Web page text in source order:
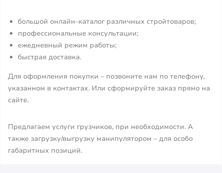
большой онлайн-каталог различных стройтоваров;
профессиональные консультации;
ежедневный режим работы;
быстрая доставка.
Для оформления покупки – позвоните нам по телефону,
указанном в контактах. Или сформируйте заказ прямо на
сайте.
Предлагаем услуги грузчиков, при необходимости. А
также загрузку/выгрузку манипулятором – для особо
габаритных позиций.